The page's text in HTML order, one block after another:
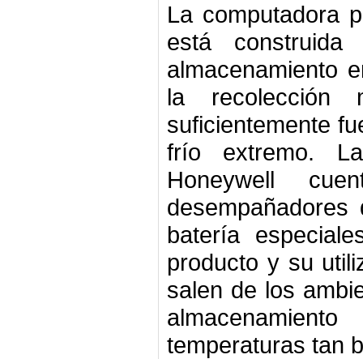
La computadora
está
almacenamiento
la recolección
suficientemente
frío extremo.
Honeywell
batería
producto y su
salen de los
temperaturas tan